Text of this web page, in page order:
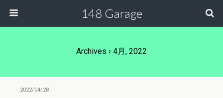
148 Garage
Archives › 4月, 2022
2022/04/28